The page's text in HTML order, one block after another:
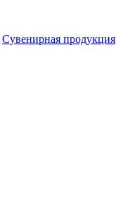
Сувенирная продукция